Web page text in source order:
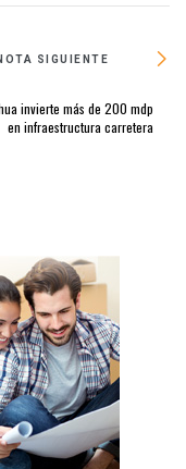
SIGUIENTE
invierte más de 200 mdp
en infraestructura carretera